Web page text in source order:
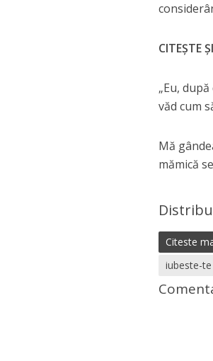
CITEȘTE
„Eu,
văd cum
Mă
mămică
Citeste
iubeste-